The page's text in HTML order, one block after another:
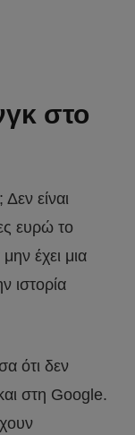
στο
είναι
ευρώ το
έχει μια
ιστορία
ότι δεν
στη Google.